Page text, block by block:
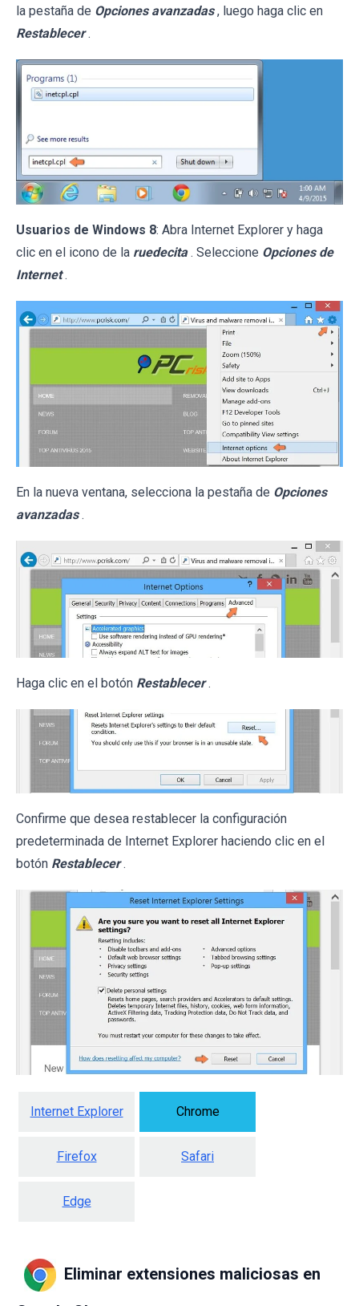
la pestaña de Opciones avanzadas , luego haga clic en
Restablecer .
Usuarios de Windows 8: Abra Internet Explorer y haga
clic en el icono de la ruedecita . Seleccione Opciones de
Internet .
En la nueva ventana, selecciona la pestaña de Opciones
avanzadas .
Haga clic en el botón Restablecer .
Confirme que desea restablecer la configuración
predeterminada de Internet Explorer haciendo clic en el
botón Restablecer .
Internet Explorer Chrome
Firefox Safari
Edge
Eliminar extensiones maliciosas en